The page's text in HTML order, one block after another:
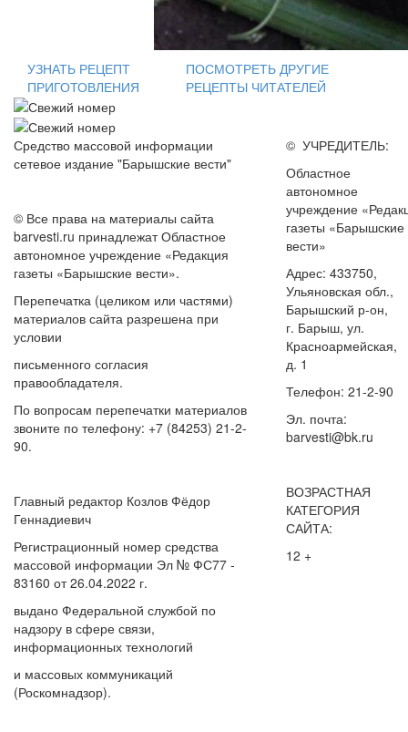
УЗНАТЬ РЕЦЕПТ
ПРИГОТОВЛЕНИЯ
ПОСМОТРЕТЬ ДРУГИЕ
РЕЦЕПТЫ ЧИТАТЕЛЕЙ
Средство массовой информации
сетевое издание "Барышские вести"
© Все права на материалы сайта
barvesti.ru принадлежат Областное
автономное учреждение «Редакция
газеты «Барышские вести».
Перепечатка (целиком или частями)
материалов сайта разрешена при
условии
письменного согласия
правообладателя.
По вопросам перепечатки материалов
звоните по телефону: +7 (84253) 21-2-
90.
Главный редактор Козлов Фёдор
Геннадиевич
Регистрационный номер средства
массовой информации Эл № ФС77 -
83160 от 26.04.2022 г.
выдано Федеральной службой по
надзору в сфере связи,
информационных технологий
и массовых коммуникаций
(Роскомнадзор).
© УЧРЕДИТЕЛЬ:
Областное
автономное
учреждение
газеты «Барышские
вести»
Адрес: 433750,
Ульяновская обл.,
Барышский р-он,
г. Барыш, ул.
Красноармейская,
д. 1
Телефон: 21-2-90
Эл. почта:
barvesti@bk.ru
ВОЗРАСТНАЯ
КАТЕГОРИЯ
САЙТА:
12 +